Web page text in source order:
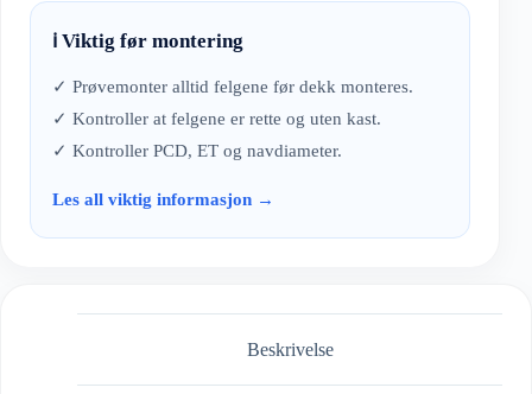
ℹ️ Viktig før montering
✓ Prøvemonter alltid felgene før dekk monteres.
✓ Kontroller at felgene er rette og uten kast.
✓ Kontroller PCD, ET og navdiameter.
Les all viktig informasjon →
Beskrivelse